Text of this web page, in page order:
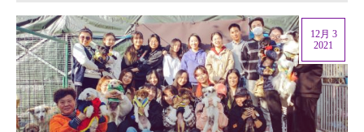
12月 3
2021